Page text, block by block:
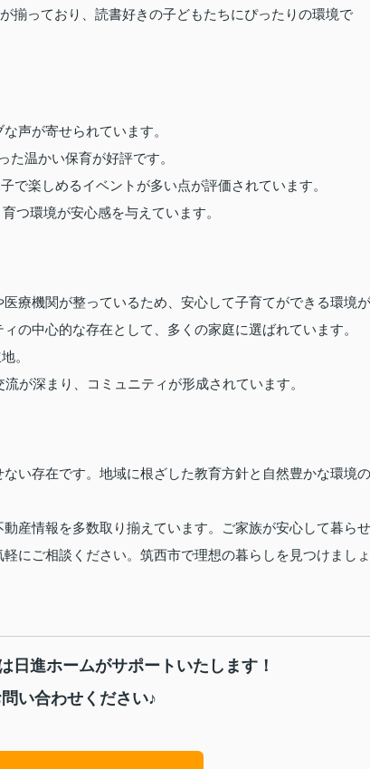
揃っており、読書好きの子どもたちにぴったりの環境で
声が寄せられています。
た温かい保育が好評です。
で楽しめるイベントが多い点が評価されています。
つ環境が安心感を与えています。
療機関が整っているため、安心して子育てができる環境が
の中心的な存在として、多くの家庭に選ばれています。
。
が深まり、コミュニティが形成されています。
い存在です。地域に根ざした教育方針と自然豊かな環境の
産情報を多数取り揃えています。ご家族が安心して暮らせ
にご相談ください。筑西市で理想の暮らしを見つけましょ
日進ホームがサポートいたします！
い合わせください♪